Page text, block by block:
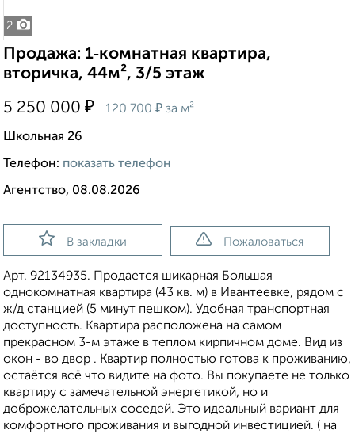
2
Продажа: 1‑комнатная квартира,
вторичка, 44м², 3/5 этаж
5 250 000 ₽ 120 700 ₽ за м²
Школьная 26
Телефон: показать телефон
Агентство, 08.08.2026
В закладки Пожаловаться
Арт. 92134935. Продается шикарная Большая
однокомнатная квартира (43 кв. м) в Ивантеевке, рядом с
ж/д станцией (5 минут пешком). Удобная транспортная
доступность. Квартира расположена на самом
прекрасном 3-м этаже в теплом кирпичном доме. Вид из
окон - во двор . Квартир полностью готова к проживанию,
остаётся всё что видите на фото. Вы покупаете не только
квартиру с замечательной энергетикой, но и
доброжелательных соседей. Это идеальный вариант для
комфортного проживания и выгодной инвестицией. ( на